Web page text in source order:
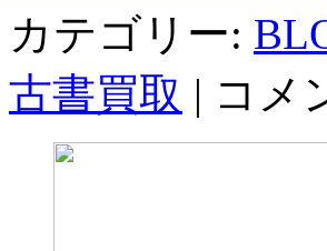
カテゴリー:
古書買取 | コメ